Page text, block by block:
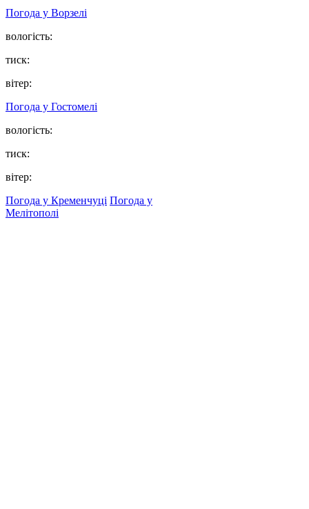
Погода у Ворзелі
вологість:
тиск:
вітер:
Погода у Гостомелі
вологість:
тиск:
вітер:
Погода у Кременчуці Погода у
Мелітополі